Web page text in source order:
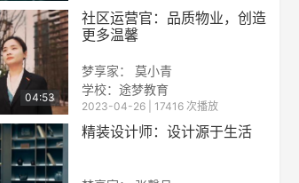
04:53
社区运营官：品质物业，创造
更多温馨
梦享家： 莫小青
学校： 途梦教育
2023-04-26 | 17416 次播放
精装设计师：设计源于生活